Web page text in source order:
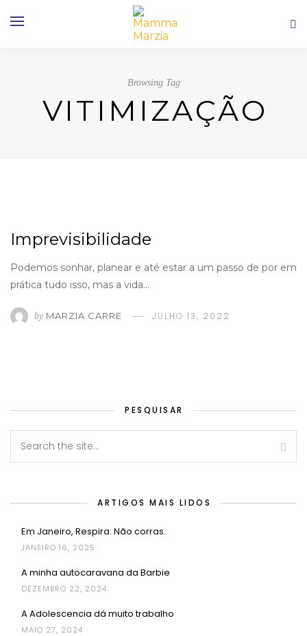
Browsing Tag
VITIMIZAÇÃO
Imprevisibilidade
Podemos sonhar, planear e até estar a um passo de por em
prática tudo isso, mas a vida…
by MARZIA CARRE JULHO 13, 2022
PESQUISAR
ARTIGOS MAIS LIDOS
Em Janeiro, Respira. Não corras.
JANEIRO 16, 2025
A minha autocaravana da Barbie
DEZEMBRO 22, 2024
A Adolescencia dá muito trabalho
MAIO 27, 2024